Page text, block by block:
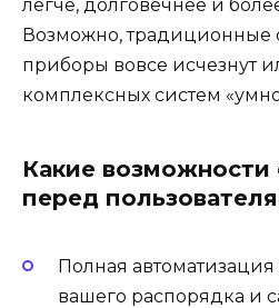
легче, долговечнее и
Возможно, традиционные
приборы вовсе исчезнут
комплексных систем
Какие возможности
перед
Полная
вашего распорядка и